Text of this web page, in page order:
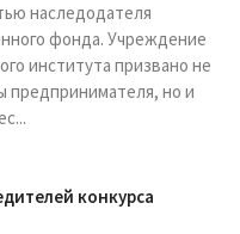
наследодателя
фонда. Учреждение
института призвано не
предпринимателя, но и
конкурса